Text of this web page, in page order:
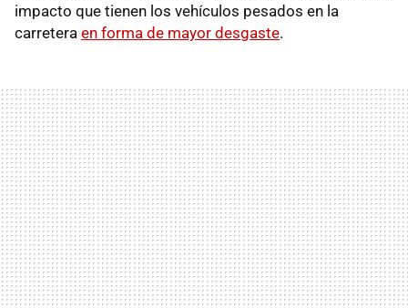
impacto que tienen los vehículos pesados en la
carretera en forma de mayor desgaste.